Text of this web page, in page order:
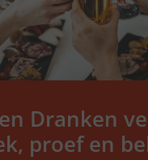
Dranken
proef en